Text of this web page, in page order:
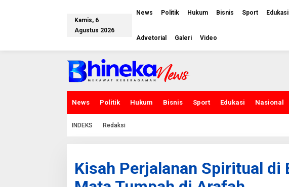
k
Kamis, 6
Agustus 2026
News Politik Hukum Bisnis Sport Edukasi
Advetorial Galeri Video
News Politik Hukum Bisnis Sport Edukasi Nasional
INDEKS Redaksi
Kisah Perjalanan Spiritual di